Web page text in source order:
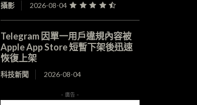
攝影 2026-08-04
Telegram 因單一用戶違規內容被
Apple App Store 短暫下架後迅速
恢復上架
科技新聞 2026-08-04
- 廣告 -